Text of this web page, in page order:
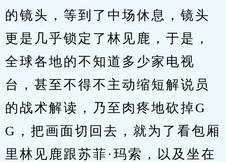
的镜头，等到了中场休息，镜头
更是几乎锁定了林见鹿，于是，
全球各地的不知道多少家电视
台，甚至不得不主动缩短解说员
的战术解读，乃至肉疼地砍掉G
G，把画面切回去，就为了看包厢
里林见鹿跟苏菲·玛索，以及坐在